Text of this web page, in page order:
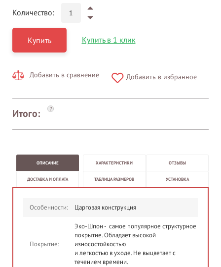
Количество:
Купить Купить в 1 клик
Добавить в сравнение Добавить в избранное
Итого: ?
ОПИСАНИЕ ХАРАКТЕРИСТИКИ ОТЗЫВЫ
ДОСТАВКА И ОПЛАТА ТАБЛИЦА РАЗМЕРОВ УСТАНОВКА
Особенности: Царговая конструкция
Покрытие:
Эко-Шпон - самое популярное структурное
покрытие. Обладает высокой
износостойкостью
и легкостью в уходе. Не выцветает с
течением времени.